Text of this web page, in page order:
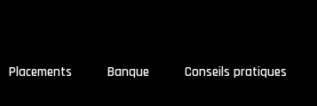
Placements Banque Conseils pratiques